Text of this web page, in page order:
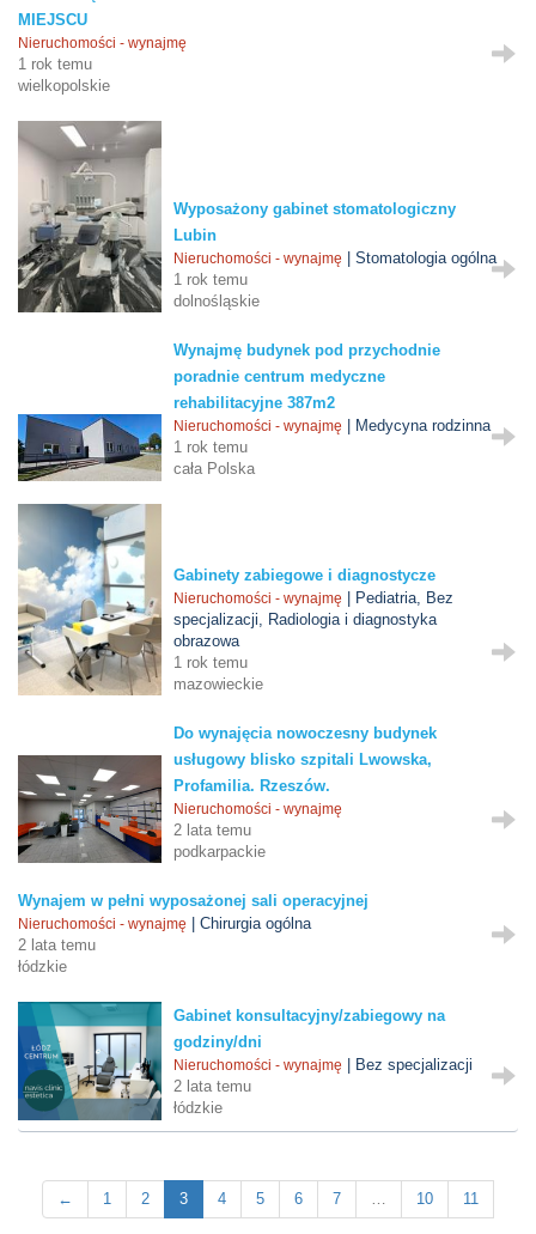
MIEJSCU
Nieruchomości - wynajmę
1 rok temu
wielkopolskie
Wyposażony gabinet stomatologiczny
Lubin
Nieruchomości - wynajmę
| Stomatologia ogólna
1 rok temu
dolnośląskie
Wynajmę budynek pod przychodnie
poradnie centrum medyczne
rehabilitacyjne 387m2
Nieruchomości - wynajmę
| Medycyna rodzinna
1 rok temu
cała Polska
Gabinety zabiegowe i diagnostycze
Nieruchomości - wynajmę
| Pediatria, Bez
specjalizacji, Radiologia i diagnostyka
obrazowa
1 rok temu
mazowieckie
Do wynajęcia nowoczesny budynek
usługowy blisko szpitali Lwowska,
Profamilia. Rzeszów.
Nieruchomości - wynajmę
2 lata temu
podkarpackie
Wynajem w pełni wyposażonej sali operacyjnej
Nieruchomości - wynajmę
| Chirurgia ogólna
2 lata temu
łódzkie
Gabinet konsultacyjny/zabiegowy na
godziny/dni
Nieruchomości - wynajmę
| Bez specjalizacji
2 lata temu
łódzkie
← 1 2 3 4 5 6 7 … 10 11